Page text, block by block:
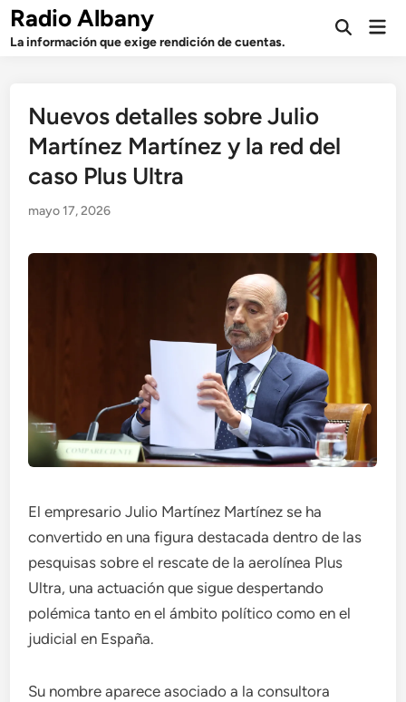
Saltar
contenido
Radio Albany
La información que exige rendición de cuentas.
Abrir
Nuevos detalles sobre Julio
Martínez Martínez y la red del
caso Plus Ultra
mayo 17, 2026
El empresario Julio Martínez Martínez se ha
convertido en una figura destacada dentro de las
pesquisas sobre el rescate de la aerolínea Plus
Ultra, una actuación que sigue despertando
polémica tanto en el ámbito político como en el
judicial en España.
Su nombre aparece asociado a la consultora